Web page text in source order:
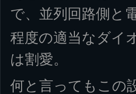
で、並列回路側と
程度の適当なダイ
は割愛。
何と言ってもこの